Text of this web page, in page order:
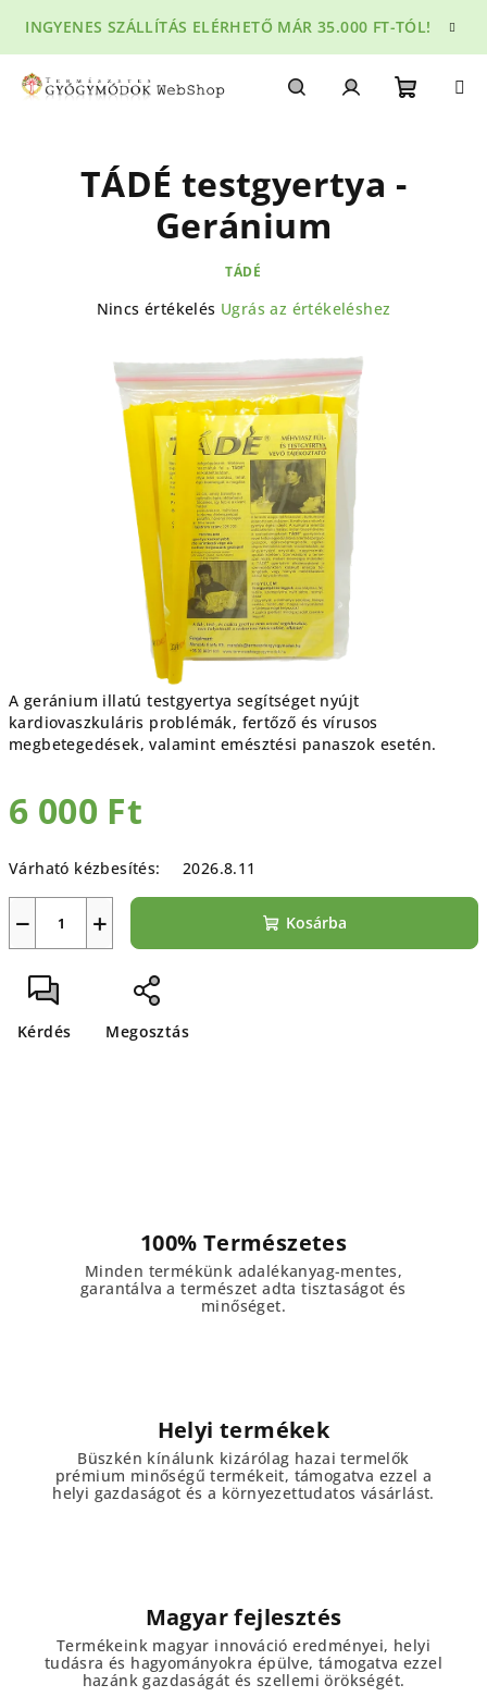
fő
tartalomhoz
INGYENES SZÁLLÍTÁS ELÉRHETŐ MÁR 35.000 FT-TÓL!
A geránium illatú testgyertya segítséget nyújt
kardiovaszkuláris problémák, fertőző és vírusos
megbetegedések, valamint emésztési panaszok esetén.
6 000 Ft
Várható kézbesítés:
2026.8.11
+
− Kosárba
Kérdés Megosztás
TÁDÉ testgyertya -
Geránium
TÁDÉ
A
értékelése
csillag.
Nincs értékelés Ugrás az értékeléshez
100% Természetes
Minden termékünk adalékanyag-mentes,
garantálva a természet adta tisztaságot és
minőséget.
Helyi termékek
Büszkén kínálunk kizárólag hazai termelők
prémium minőségű termékeit, támogatva ezzel a
helyi gazdaságot és a környezettudatos vásárlást.
Magyar fejlesztés
Termékeink magyar innováció eredményei, helyi
tudásra és hagyományokra épülve, támogatva ezzel
hazánk gazdaságát és szellemi örökségét.